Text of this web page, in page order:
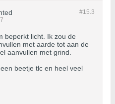
#15.3
beperkt licht. Ik zou de
met aarde tot aan de
aanvullen met grind.
beetje tlc en heel veel